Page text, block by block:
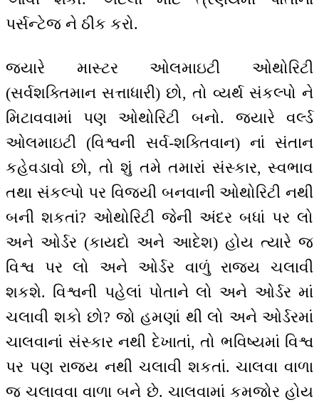
પર્સન્ટેજ ને ઠીક કરો.
જ્યારે માસ્ટર ઓલમાઇટી ઓથોરિટી
(સર્વશક્તિમાન સત્તાધારી) છો, તો વ્યર્થ સંકલ્પો ને
મિટાવવામાં પણ ઓથોરિટી બનો. જ્યારે વર્લ્ડ
ઓલમાઇટી (વિશ્વની સર્વ-શક્તિવાન) નાં સંતાન
કહેવડાવો છો, તો શું તમે તમારાં સંસ્કાર, સ્વભાવ
તથા સંકલ્પો પર વિજયી બનવાની ઓથોરિટી નથી
બની શકતાં? ઓથોરિટી જેની અંદર બધાં પર લો
અને ઓર્ડર (કાયદો અને આદેશ) હોય ત્યારે જ
વિશ્વ પર લો અને ઓર્ડર વાળું રાજ્ય ચલાવી
શકશે. વિશ્વની પહેલાં પોતાને લો અને ઓર્ડર માં
ચલાવી શકો છો? જો હમણાં થી લો અને ઓર્ડરમાં
ચાલવાનાં સંસ્કાર નથી દેખાતાં, તો ભવિષ્યમાં વિશ્વ
પર પણ રાજ્ય નથી ચલાવી શકતાં. ચાલવા વાળા
જ ચલાવવા વાળા બને છે. ચાલવામાં કમજોર હોય